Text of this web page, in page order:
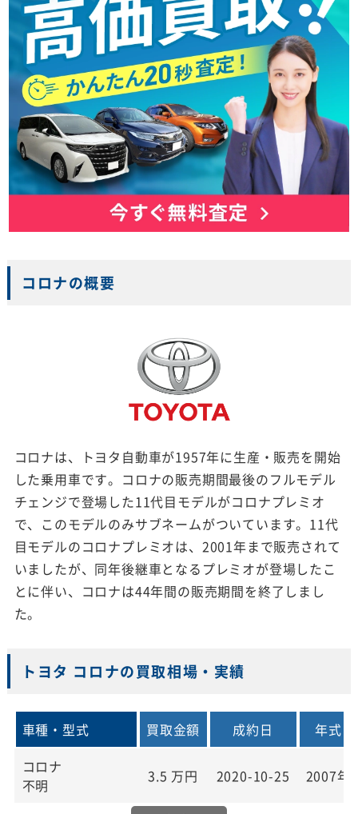
コロナの概要
コロナは、トヨタ自動車が1957年に生産・販売を開始
した乗用車です。コロナの販売期間最後のフルモデル
チェンジで登場した11代目モデルがコロナプレミオ
で、このモデルのみサブネームがついています。11代
目モデルのコロナプレミオは、2001年まで販売されて
いましたが、同年後継車となるプレミオが登場したこ
とに伴い、コロナは44年間の販売期間を終了しまし
た。
トヨタ コロナの買取相場・実績
車種・型式 買取金額 成約日
年式
コロナ
不明
3.5 万円 2020-10-25 2007年